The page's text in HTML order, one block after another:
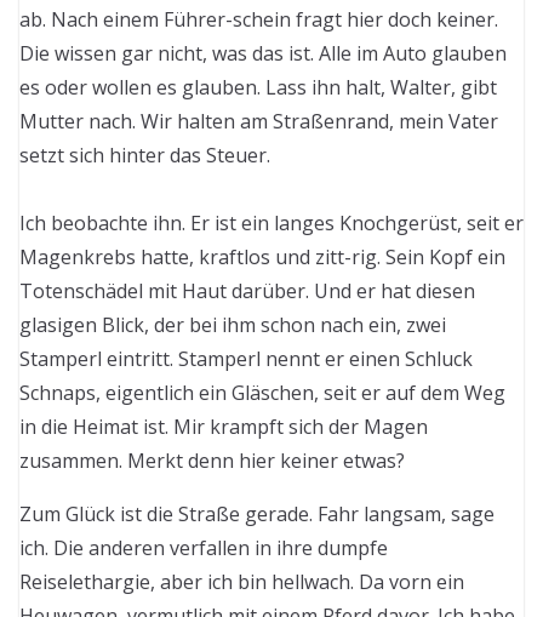
ab. Nach einem Führer-schein fragt hier doch keiner.
Die wissen gar nicht, was das ist. Alle im Auto glauben
es oder wollen es glauben. Lass ihn halt, Walter, gibt
Mutter nach. Wir halten am Straßenrand, mein Vater
setzt sich hinter das Steuer.
Ich beobachte ihn. Er ist ein langes Knochgerüst, seit er
Magenkrebs hatte, kraftlos und zitt-rig. Sein Kopf ein
Totenschädel mit Haut darüber. Und er hat diesen
glasigen Blick, der bei ihm schon nach ein, zwei
Stamperl eintritt. Stamperl nennt er einen Schluck
Schnaps, eigentlich ein Gläschen, seit er auf dem Weg
in die Heimat ist. Mir krampft sich der Magen
zusammen. Merkt denn hier keiner etwas?
Zum Glück ist die Straße gerade. Fahr langsam, sage
ich. Die anderen verfallen in ihre dumpfe
Reiselethargie, aber ich bin hellwach. Da vorn ein